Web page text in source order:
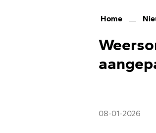
Home
08-01-2026